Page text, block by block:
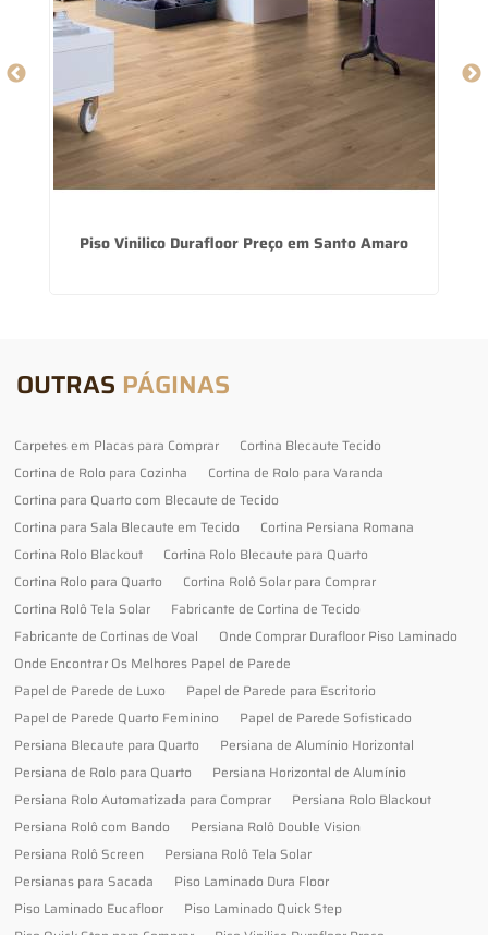
Piso Vinilico Durafloor Preço em Santo Amaro
OUTRAS PÁGINAS
Carpetes em Placas para Comprar
Cortina Blecaute Tecido
Cortina de Rolo para Cozinha
Cortina de Rolo para Varanda
Cortina para Quarto com Blecaute de Tecido
Cortina para Sala Blecaute em Tecido
Cortina Persiana Romana
Cortina Rolo Blackout
Cortina Rolo Blecaute para Quarto
Cortina Rolo para Quarto
Cortina Rolô Solar para Comprar
Cortina Rolô Tela Solar
Fabricante de Cortina de Tecido
Fabricante de Cortinas de Voal
Onde Comprar Durafloor Piso Laminado
Onde Encontrar Os Melhores Papel de Parede
Papel de Parede de Luxo
Papel de Parede para Escritorio
Papel de Parede Quarto Feminino
Papel de Parede Sofisticado
Persiana Blecaute para Quarto
Persiana de Alumínio Horizontal
Persiana de Rolo para Quarto
Persiana Horizontal de Alumínio
Persiana Rolo Automatizada para Comprar
Persiana Rolo Blackout
Persiana Rolô com Bando
Persiana Rolô Double Vision
Persiana Rolô Screen
Persiana Rolô Tela Solar
Persianas para Sacada
Piso Laminado Dura Floor
Piso Laminado Eucafloor
Piso Laminado Quick Step